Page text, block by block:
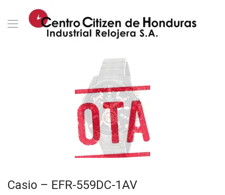
Casio – EFR-559DC-1AV